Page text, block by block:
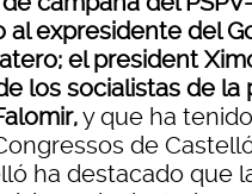
al expresidente del
el president
los socialistas de la
y que ha
de
ha destacado que